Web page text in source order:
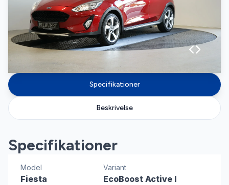
Specifikationer
Beskrivelse
Specifikationer
Model
Fiesta
Variant
EcoBoost Active I